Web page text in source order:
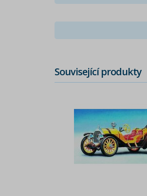
Související produkty